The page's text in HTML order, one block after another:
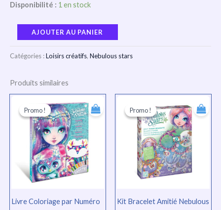
Disponibilité : 1 en stock
AJOUTER AU PANIER
Catégories :Loisirs créatifs, Nebulous stars
Produits similaires
Promo !
Livre Coloriage par Numéro
Promo !
prix
initial
était :
TND
138.000.
prix
actuel
Promo !
Kit Bracelet Amitié Nebulous
Promo !
prix
initial
était :
TND
101.000.
prix
actuel